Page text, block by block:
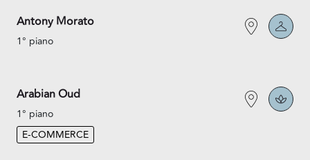
Antony Morato
1° piano
Arabian Oud
1° piano
E-COMMERCE